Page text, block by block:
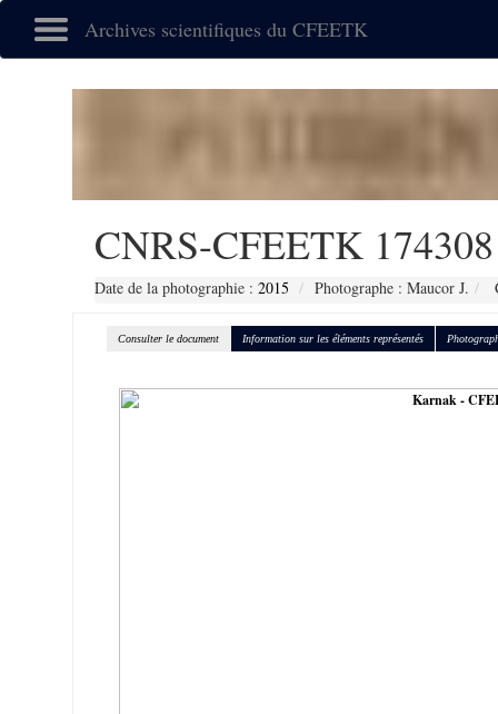
Archives scientifiques du CFEETK
CNRS-CFEETK 174308
Date de la photographie : 2015 Photographe : Maucor J.
Consulter le document Information sur les éléments représentés